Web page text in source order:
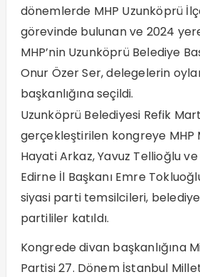
dönemlerde MHP Uzunköprü
görevinde bulunan ve 2024
MHP’nin Uzunköprü Belediye
Onur Özer Ser, delegelerin
başkanlığına seçildi.
Uzunköprü Belediyesi Refik
gerçekleştirilen kongreye MHP
Hayati Arkaz, Yavuz Tellioğlu
Edirne İl Başkanı Emre
siyasi parti temsilcileri,
partililer katıldı.
Kongrede divan başkanlığına
Partisi 27. Dönem İstanbul